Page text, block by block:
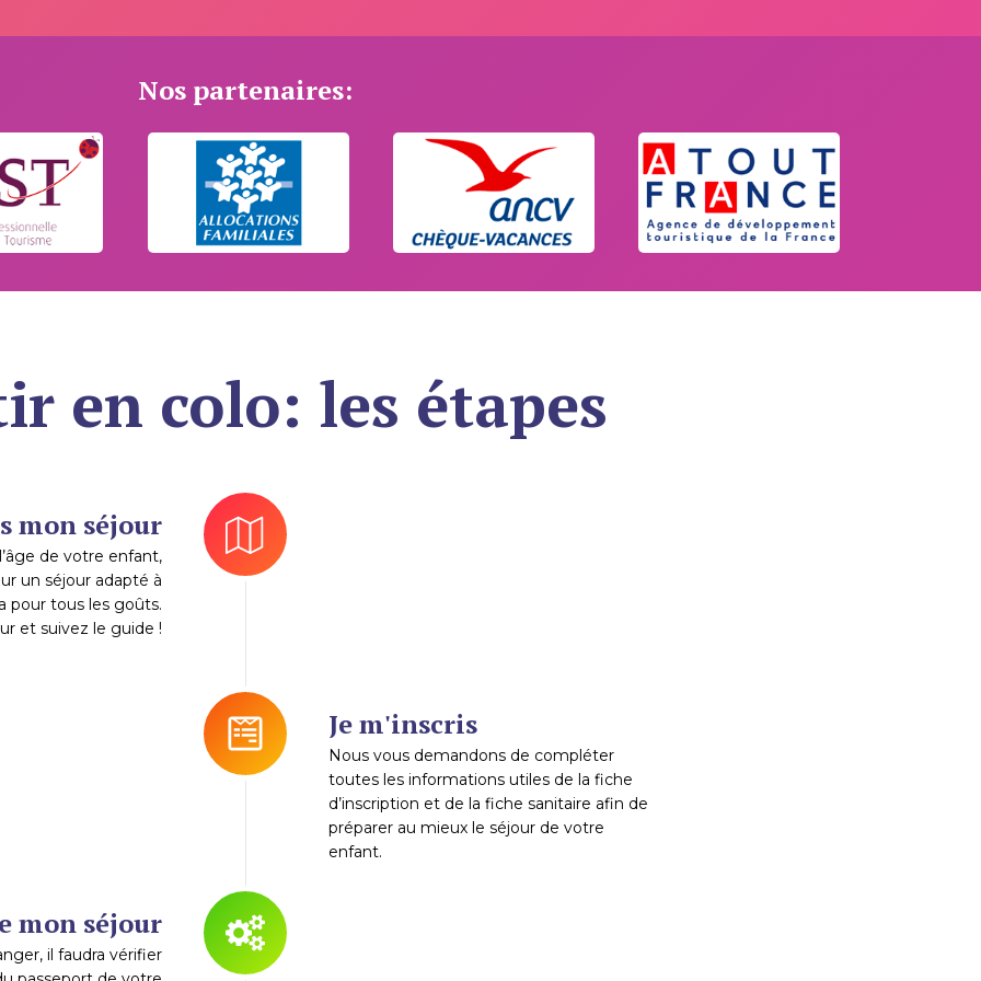
Nos partenaires:
en colo: les étapes
mon séjour
de votre enfant,
un séjour adapté à
pour tous les goûts.
et suivez le guide !
Je m'inscris
Nous vous demandons de compléter
toutes les informations utiles de la fiche
d’inscription et de la fiche sanitaire afin de
préparer au mieux le séjour de votre
enfant.
mon séjour
il faudra vérifier